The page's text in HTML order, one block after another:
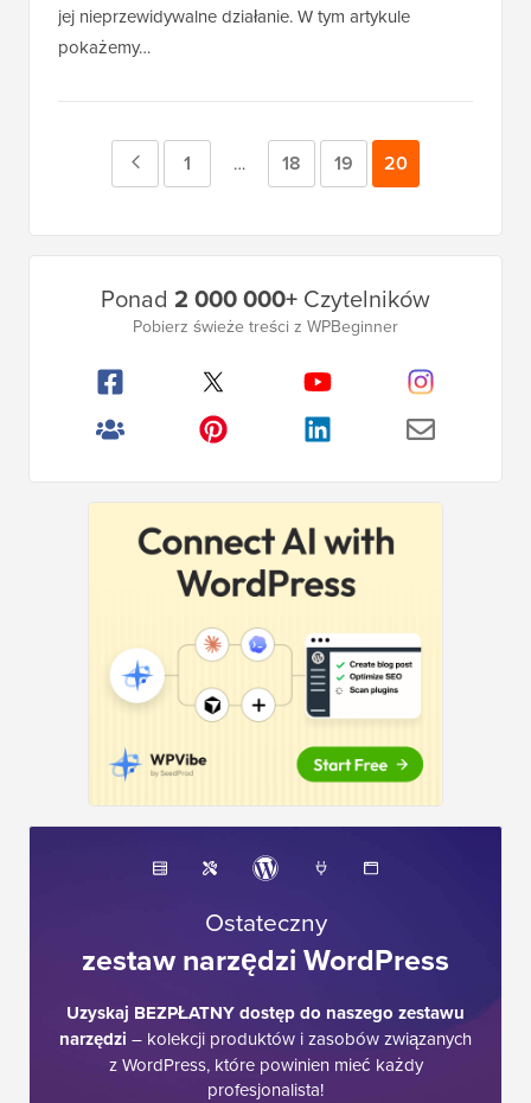
jej nieprzewidywalne działanie. W tym artykule
pokażemy…
Poprzednia
Strona
1
Strony
tymczasowe
… Strona
18 Strona
19 Strona
20
Ponad 2 000 000+ Czytelników
Pobierz świeże treści z WPBeginner
Ostateczny
zestaw narzędzi WordPress
Uzyskaj BEZPŁATNY dostęp do naszego zestawu
narzędzi – kolekcji produktów i zasobów związanych
z WordPress, które powinien mieć każdy
profesjonalista!